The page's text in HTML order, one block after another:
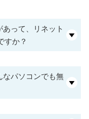
って、リネット
すか？
なパソコンでも無